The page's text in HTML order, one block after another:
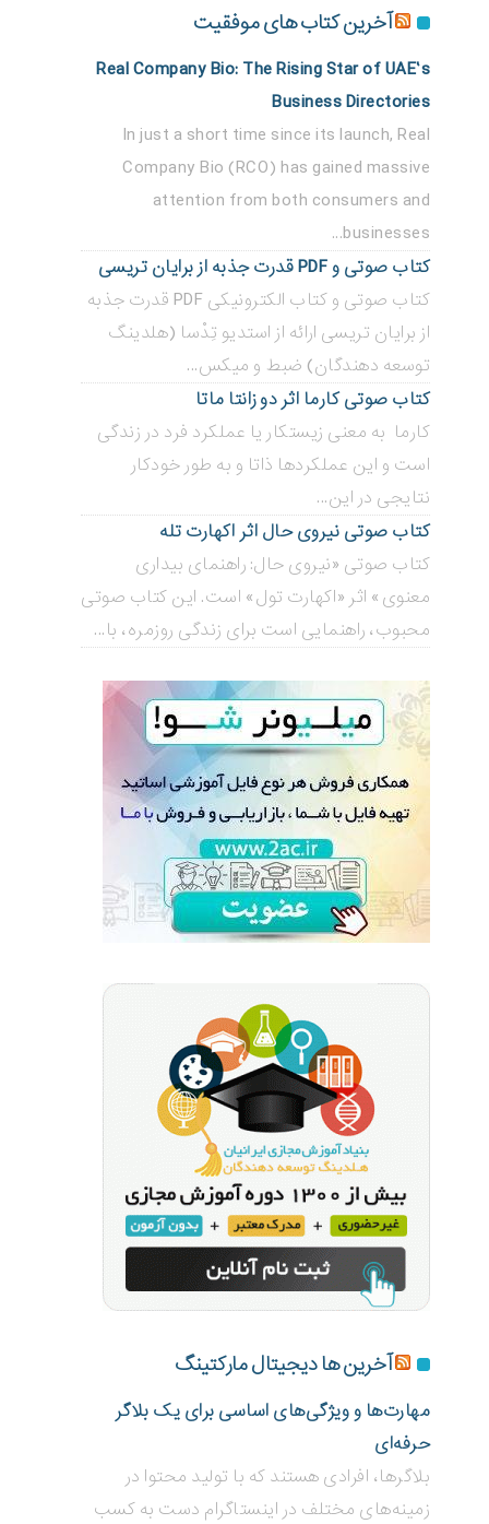
آخرین کتاب های موفقیت
Real Company Bio: The Rising Star of UAE’s
Business Directories
In just a short time since its launch, Real
Company Bio (RCO) has gained massive
attention from both consumers and
businesses...
کتاب صوتی و PDF قدرت جذبه از برایان تریسی
کتاب صوتی و کتاب الکترونیکی PDF قدرت جذبه
از برایان تریسی ارائه از استدیو تِدْسا (هلدینگ
توسعه دهندگان) ضبط و میکس...
کتاب صوتی کارما اثر دو زانتا ماتا
کارما به معنی زیستکار یا عملکرد فرد در زندگی
است و این عملکردها ذاتا و به طور خودکار
نتایجی در این...
کتاب صوتی نیروی حال اثر اکهارت تله
کتاب صوتی «نیروی حال: راهنمای بیداری
معنوی» اثر «اکهارت تول» است. این کتاب صوتی
محبوب، راهنمایی است برای زندگی روزمره، با...
آخرین ها دیجیتال مارکتینگ
مهارت‌ها و ویژگی‌های اساسی برای یک بلاگر
حرفه‌ای
بلاگر‌ها، افرادی هستند که با تولید محتوا در
زمینه‌های مختلف در اینستاگرام دست به کسب